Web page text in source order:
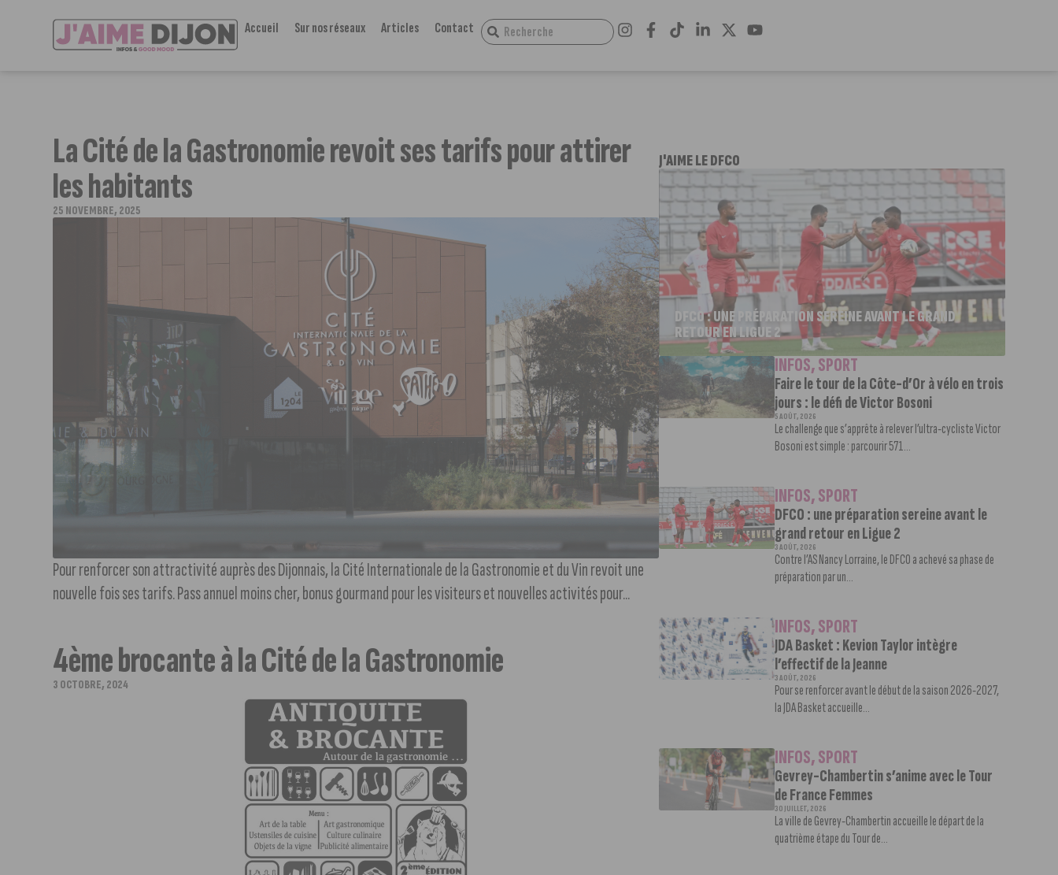
Accueil Sur nos réseaux Articles Contact
La Cité de la Gastronomie revoit ses tarifs pour attirer
les habitants
25 NOVEMBRE, 2025
Pour renforcer son attractivité auprès des Dijonnais, la Cité Internationale de la Gastronomie et du Vin revoit une
nouvelle fois ses tarifs. Pass annuel moins cher, bonus gourmand pour les visiteurs et nouvelles activités pour...
4ème brocante à la Cité de la Gastronomie
3 OCTOBRE, 2024
J'AIME LE DFCO
DFCO : UNE PRÉPARATION SEREINE AVANT LE GRAND
RETOUR EN LIGUE 2
INFOS,SPORT
Faire le tour de la Côte-d’Or à vélo en trois
jours : le défi de Victor Bosoni
5 AOÛT, 2026
Le challenge que s’apprête à relever l’ultra-cycliste Victor
Bosoni est simple : parcourir 571...
INFOS,SPORT
DFCO : une préparation sereine avant le
grand retour en Ligue 2
3 AOÛT, 2026
Contre l’AS Nancy Lorraine, le DFCO a achevé sa phase de
préparation par un...
INFOS,SPORT
JDA Basket : Kevion Taylor intègre
l’effectif de la Jeanne
3 AOÛT, 2026
Pour se renforcer avant le début de la saison 2026-2027,
la JDA Basket accueille...
INFOS,SPORT
Gevrey-Chambertin s’anime avec le Tour
de France Femmes
30 JUILLET, 2026
La ville de Gevrey-Chambertin accueille le départ de la
quatrième étape du Tour de...